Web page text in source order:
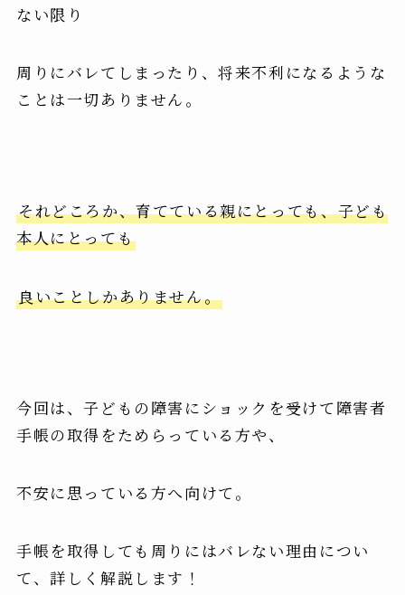
ない限り
周りにバレてしまったり、将来不利になるような
ことは一切ありません。
それどころか、育てている親にとっても、子ども
本人にとっても
良いことしかありません。
今回は、子どもの障害にショックを受けて障害者
手帳の取得をためらっている方や、
不安に思っている方へ向けて。
手帳を取得しても周りにはバレない理由につい
て、詳しく解説します！